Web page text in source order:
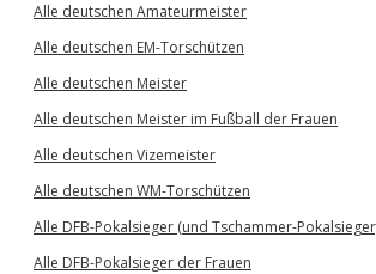
Alle deutschen Amateurmeister
Alle deutschen EM-Torschützen
Alle deutschen Meister
Alle deutschen Meister im Fußball der Frauen
Alle deutschen Vizemeister
Alle deutschen WM-Torschützen
Alle DFB-Pokalsieger (und Tschammer-
Alle DFB-Pokalsieger der Frauen